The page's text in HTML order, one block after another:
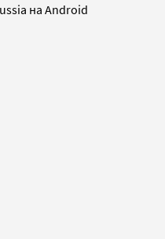
на Android